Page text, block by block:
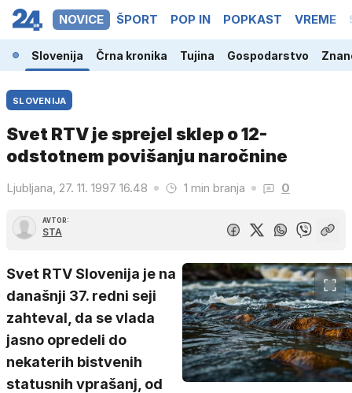
NOVICE ŠPORT POP IN POPKAST VREME
Slovenija Črna kronika Tujina Gospodarstvo
SLOVENIJA
Svet RTV je sprejel sklep o 12-
odstotnem povišanju naročnine
Ljubljana, 27. 11. 1997 16.48 1 min branja 0
AVTOR:
STA
Svet RTV Slovenija je na
današnji 37. redni seji
zahteval, da se vlada
jasno opredeli do
nekaterih bistvenih
statusnih vprašanj, od